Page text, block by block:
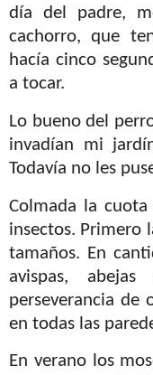
día del padre,
cachorro, que
hacía cinco
a tocar.
Lo bueno del
invadían mi
Todavía no les
Colmada la
insectos. Primero
tamaños. En
avispas,
perseverancia de
en todas las
En verano los